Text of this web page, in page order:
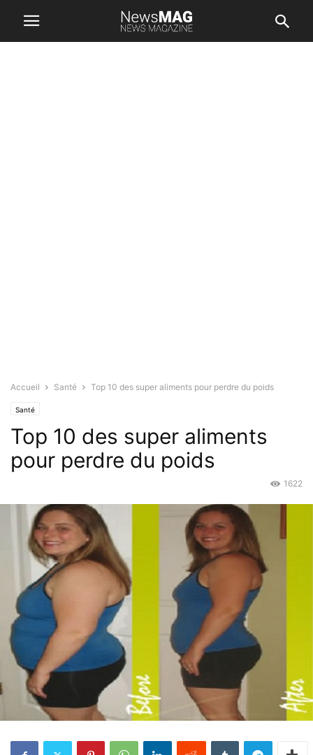
Accueil Santé Top 10 des super aliments pour perdre du poids
Santé
Top 10 des super aliments
pour perdre du poids
1622